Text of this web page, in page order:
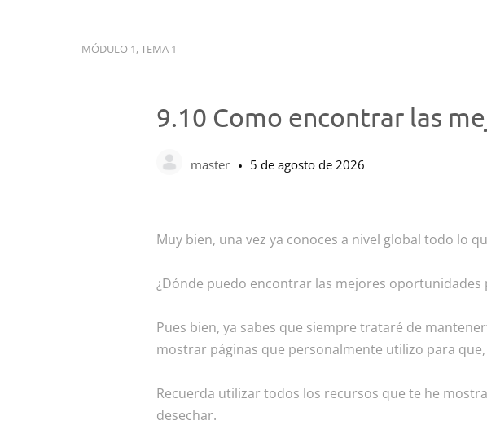
MÓDULO 1, TEMA 1
9.10 Como encontrar las
master 5 de agosto de 2026
Muy bien, una vez ya conoces a nivel global todo lo
¿Dónde puedo encontrar las mejores
Pues bien, ya sabes que siempre trataré de
mostrar páginas que personalmente utilizo para
Recuerda utilizar todos los recursos que te he
desechar.